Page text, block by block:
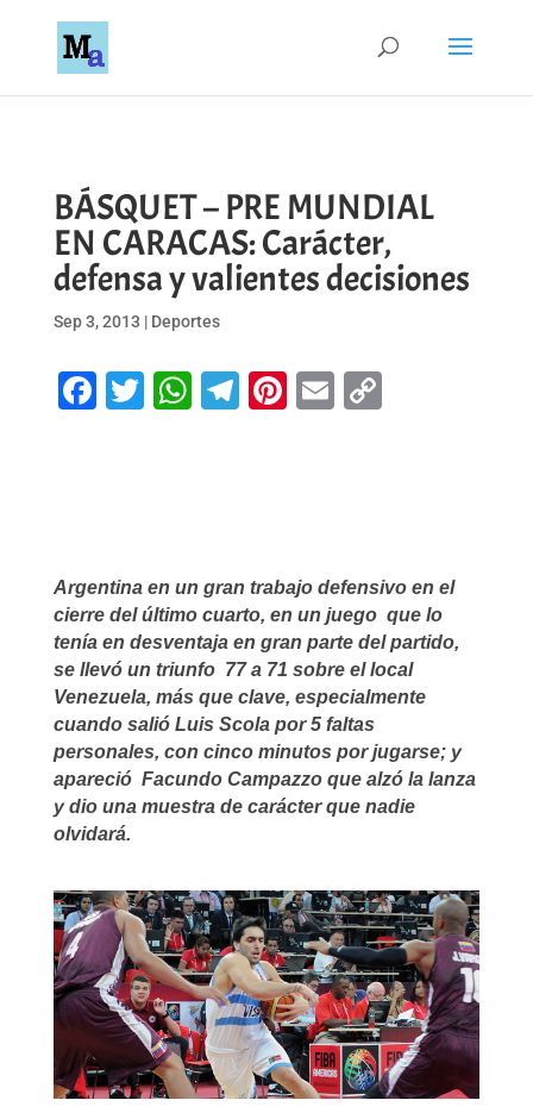
BÁSQUET – PRE MUNDIAL
EN CARACAS: Carácter,
defensa y valientes decisiones
Sep 3, 2013 | Deportes
Facebook
Twitter
WhatsApp
Telegram
Pinterest
EmailCopy
Argentina en un gran trabajo defensivo en el
cierre del último cuarto, en un juego que lo
tenía en desventaja en gran parte del partido,
se llevó un triunfo 77 a 71 sobre el local
Venezuela, más que clave, especialmente
cuando salió Luis Scola por 5 faltas
personales, con cinco minutos por jugarse; y
apareció Facundo Campazzo que alzó la lanza
y dio una muestra de carácter que nadie
olvidará.